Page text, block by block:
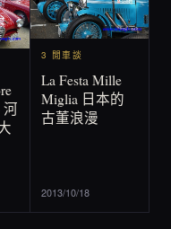
河
3 閒車談
La Festa Mille
Miglia 日本的
古董浪漫
2013/10/18